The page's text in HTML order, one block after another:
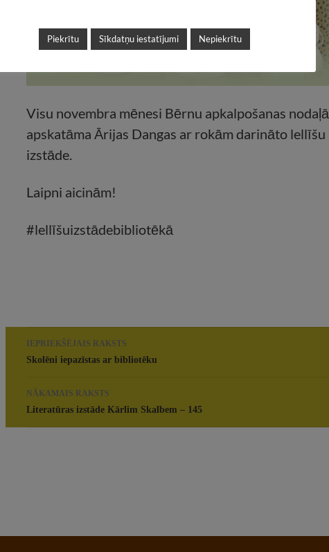
Visu novembra mēnesi Bērnu apkalpošanas nodaļā
apskatāma Ārijas Dangas ar rokām darināto lellīšu
izstāde.
Laipni aicinām!
#lellīšuizstādebibliotēkā
Rakstu
navigācija
IEPRIEKŠĒJAIS RAKSTS
Skolēni iepazīstas ar bibliotēku
NĀKAMAIS RAKSTS
Literatūras izstāde Kārlim Skalbem – 145
Piekrītu Sīkdatņu iestatījumi Nepiekrītu